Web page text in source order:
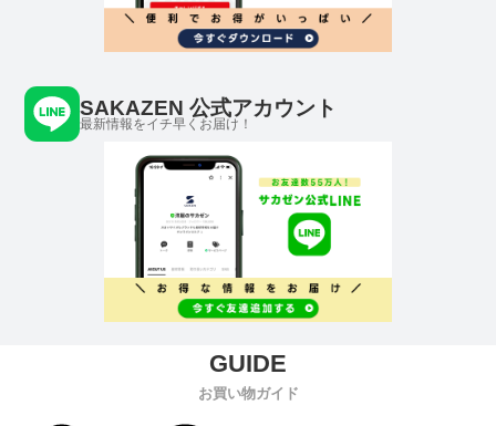
SAKAZEN 公式アカウント
最新情報をイチ早くお届け！
お買い物ガイド